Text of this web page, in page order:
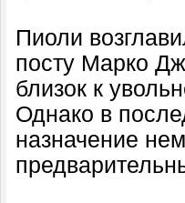
Пиоли
посту Марко
близок к
Однако в
назначение